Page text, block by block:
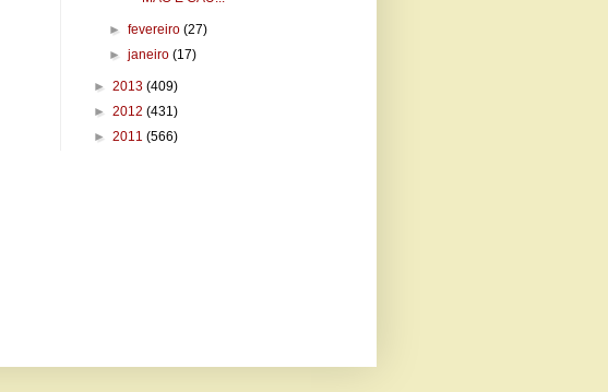
►fevereiro(27)
►janeiro(17)
► 2013 (409)
► 2012 (431)
► 2011 (566)